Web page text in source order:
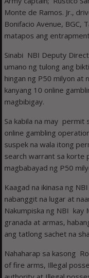
Monte de Ramos. Jr.,
Bonifacio Avenue, BGC,
matapos ang
Sinabi NBI Deputy
umano ng tulong ang
hingan ng P50 milyon at
kanyang 10 online
magbibigay.
Sa kabila na may
online gambling
suspek na wala itong
search warrant sa korte
magbabayad ng P50
Kaagad na ikinasa ng
nabanggit na lugar at
Nakumpiska ng NBI kay
granada at armas,
ang tatlong sachet na
Nahaharap sa kasong
of fire arms, Illegal